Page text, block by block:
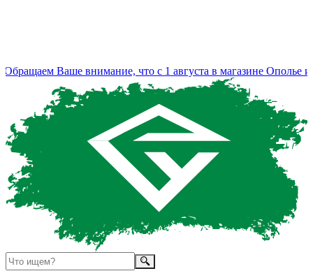
Ваше внимание, что с 1 августа в магазине Ополье